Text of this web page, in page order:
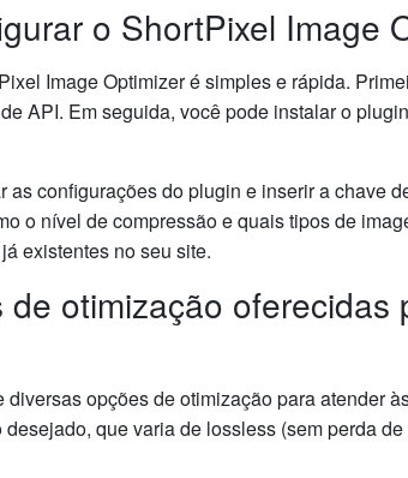
o ShortPixel Image
Image Optimizer é simples e rápida.
API. Em seguida, você pode instalar o
configurações do plugin e inserir a chave
o nível de compressão e quais tipos de
existentes no seu site.
otimização oferecidas
opções de otimização para atender
que varia de lossless (sem perda